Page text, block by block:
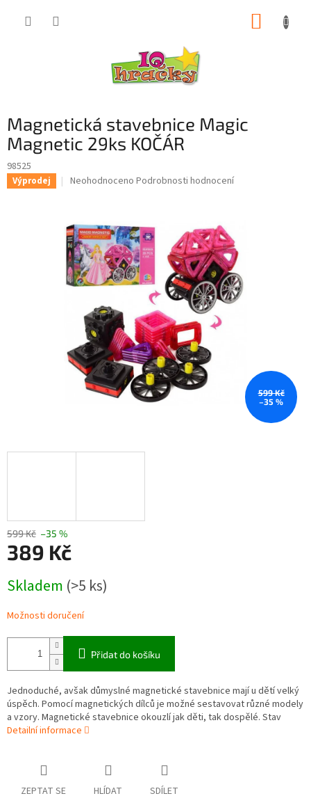
Magnetická stavebnice Magic
Magnetic 29ks KOČÁR
98525
Výprodej
Průměrné
0,0
z
5
hvězdiček.
Neohodnoceno Podrobnosti hodnocení
599 Kč
–35 %
599 Kč –35 %
389 Kč
cena:
Skladem (>5 ks)
Možnosti doručení
Přidat do košíku
Jednoduché, avšak důmyslné magnetické stavebnice mají u dětí velký
úspěch. Pomocí magnetických dílců je možné sestavovat různé modely
a vzory. Magnetické stavebnice okouzlí jak děti, tak dospělé. Stav
Detailní informace
ZEPTAT SE HLÍDAT SDÍLET